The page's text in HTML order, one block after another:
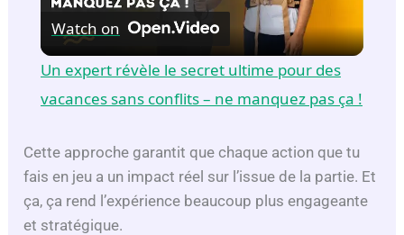
a
y
V
Watch on
Un expert révèle le secret ultime pour des
vacances sans conflits – ne manquez pas ça !
Cette approche garantit que chaque action que tu
fais en jeu a un impact réel sur l’issue de la partie. Et
ça, ça rend l’expérience beaucoup plus engageante
et stratégique.